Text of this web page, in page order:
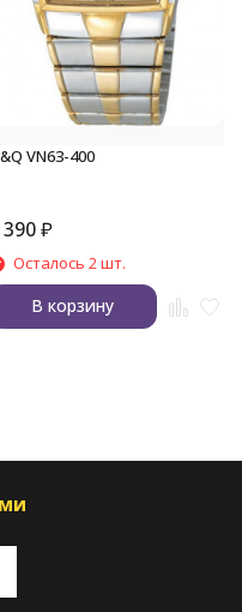
VN63-400
390 ₽
Осталось 2 шт.
В корзину